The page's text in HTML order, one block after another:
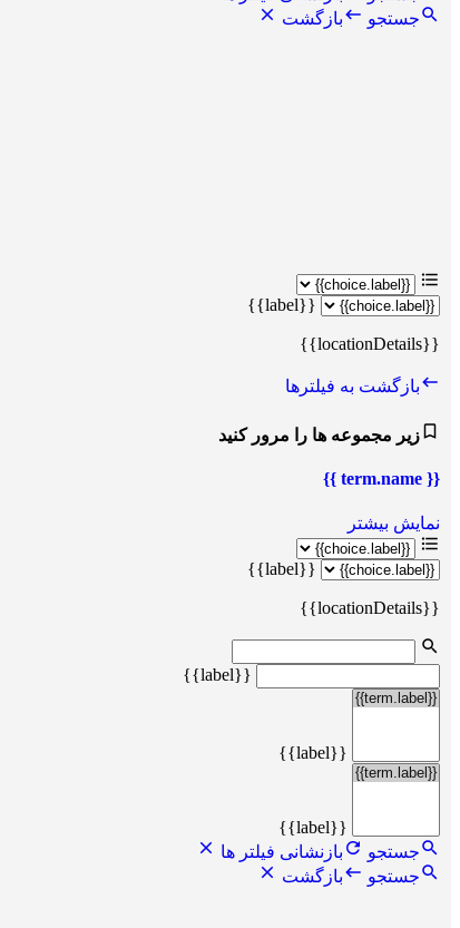
جستجو
بازگشت
{{label}}
{{locationDetails}}
بازگشت به فیلترها
زیر مجموعه ها را مرور کنید
{{ term.name }}
نمایش بیشتر
{{label}}
{{locationDetails}}
{{label}}
{{label}}
{{label}}
جستجو
بازنشانی فیلتر ها
جستجو
بازگشت